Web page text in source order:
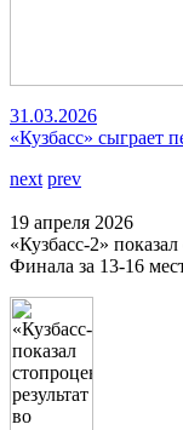
31.03.2026
«Кузбасс» сыграет
next prev
19 апреля 2026
«Кузбасс-2»
Финала за 13-16